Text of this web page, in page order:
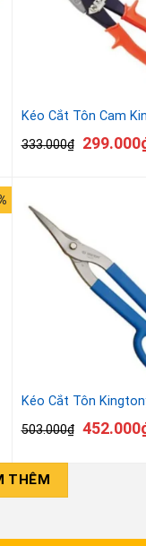
Kéo Cắt Tôn Cam
333.000₫ 299.000
Kéo Cắt Tôn
503.000₫ 452.000
THÊM